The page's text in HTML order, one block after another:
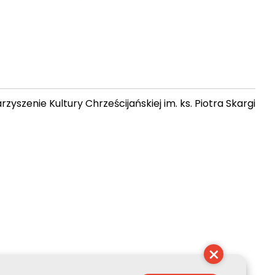
Kultury Chrześcijańskiej im. ks. Piotra Skargi
×